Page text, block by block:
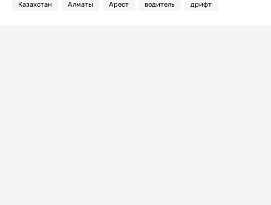
Казахстан Алматы Арест водитель дрифт